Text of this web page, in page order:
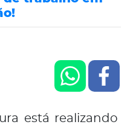
está realizando